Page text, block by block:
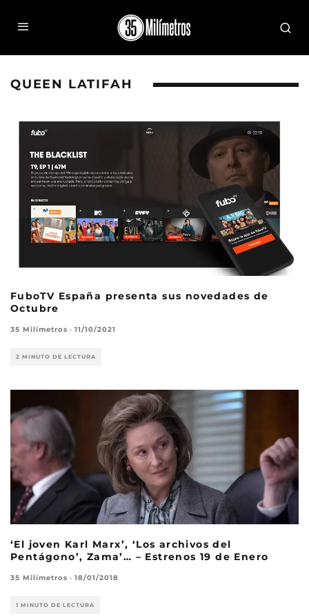
QUEEN LATIFAH
FuboTV España presenta sus novedades de
Octubre
35 Milímetros · 11/10/2021
2 MINUTO DE LECTURA
‘El joven Karl Marx’, ‘Los archivos del
Pentágono’, Zama’… – Estrenos 19 de Enero
35 Milímetros · 18/01/2018
1 MINUTO DE LECTURA